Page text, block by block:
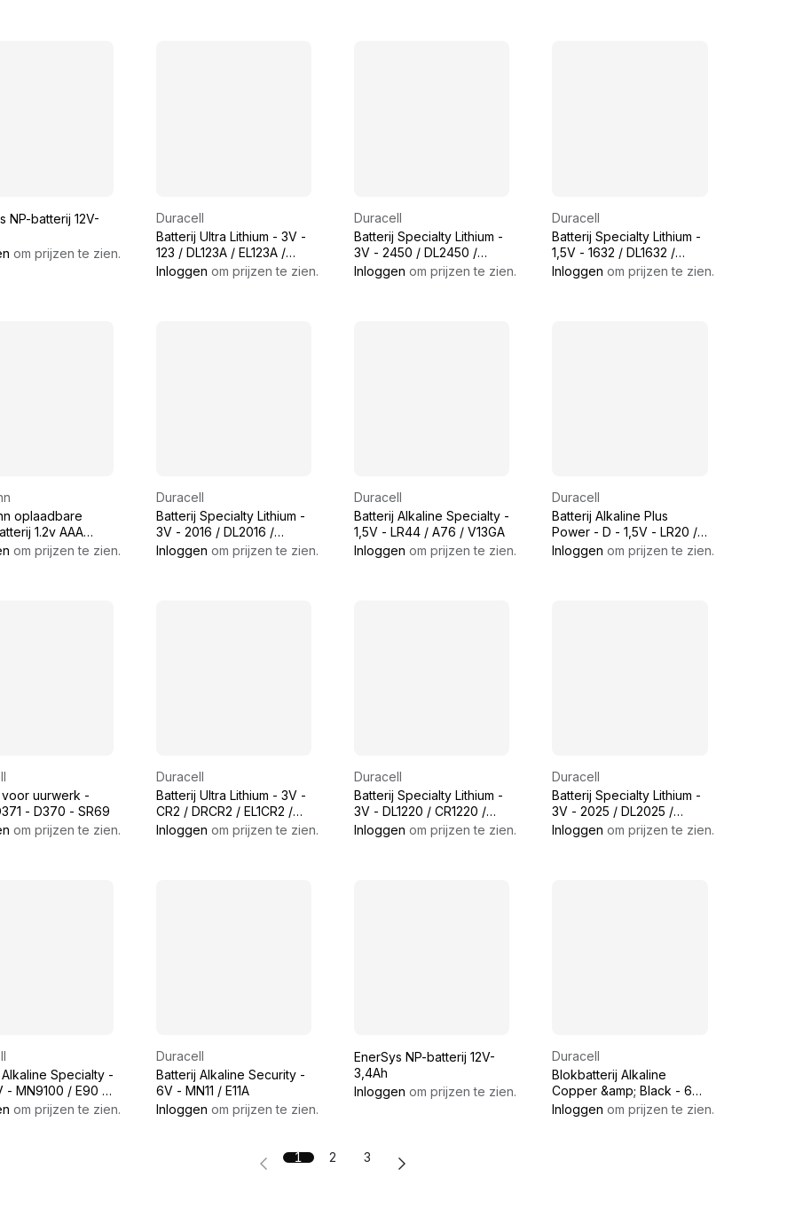
NP-batterij 12V-
om prijzen te zien.
Duracell
Batterij Ultra Lithium - 3V -
123 / DL123A / EL123A /
CR123A / CR17345
Inloggen om prijzen te zien.
Duracell
Batterij Specialty Lithium -
3V - 2450 / DL2450 /
ECR2450 / CR2450
Inloggen om prijzen te zien.
Duracell
Batterij Specialty Lithium -
1,5V - 1632 / DL1632 /
CR1632
Inloggen om prijzen te zien.
oplaadbare
1.2v AAA
om prijzen te zien.
Duracell
Batterij Specialty Lithium -
3V - 2016 / DL2016 /
CR2016 / BR2016
Inloggen om prijzen te zien.
Duracell
Batterij Alkaline Specialty -
1,5V - LR44 / A76 / V13GA
Inloggen om prijzen te zien.
Duracell
Batterij Alkaline Plus
Power - D - 1,5V - LR20 /
MN1300
Inloggen om prijzen te zien.
voor uurwerk -
- D370 - SR69
om prijzen te zien.
Duracell
Batterij Ultra Lithium - 3V -
CR2 / DRCR2 / EL1CR2 /
CR15H270
Inloggen om prijzen te zien.
Duracell
Batterij Specialty Lithium -
3V - DL1220 / CR1220 /
BR1220
Inloggen om prijzen te zien.
Duracell
Batterij Specialty Lithium -
3V - 2025 / DL2025 /
CR2025
Inloggen om prijzen te zien.
Specialty -
- MN9100 / E90 /
om prijzen te zien.
Duracell
Batterij Alkaline Security -
6V - MN11 / E11A
Inloggen om prijzen te zien.
EnerSys NP-batterij 12V-
3,4Ah
Inloggen om prijzen te zien.
Duracell
Blokbatterij Alkaline
Copper &amp; Black - 6V
13000mAh - 4LR25 /
Inloggen om prijzen te zien.
1 2 3